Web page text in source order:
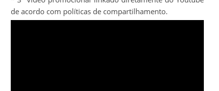
de acordo com políticas de compartilhamento.